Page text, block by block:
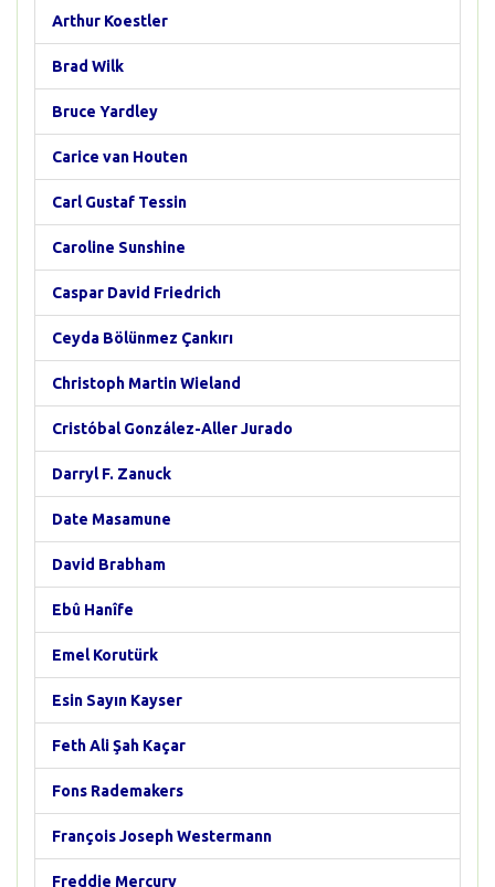
Arthur Koestler
Brad Wilk
Bruce Yardley
Carice van Houten
Carl Gustaf Tessin
Caroline Sunshine
Caspar David Friedrich
Ceyda Bölünmez Çankırı
Christoph Martin Wieland
Cristóbal González-Aller Jurado
Darryl F. Zanuck
Date Masamune
David Brabham
Ebû Hanîfe
Emel Korutürk
Esin Sayın Kayser
Feth Ali Şah Kaçar
Fons Rademakers
François Joseph Westermann
Freddie Mercury